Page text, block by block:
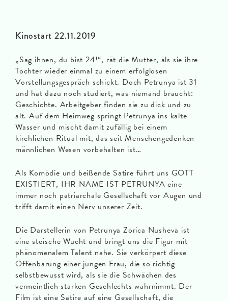
Kinostart 22.11.2019
„Sag ihnen, du bist 24!“, rät die Mutter, als sie ihre
Tochter wieder einmal zu einem erfolglosen
Vorstellungsgespräch schickt. Doch Petrunya ist 31
und hat dazu noch studiert, was niemand braucht:
Geschichte. Arbeitgeber finden sie zu dick und zu
alt. Auf dem Heimweg springt Petrunya ins kalte
Wasser und mischt damit zufällig bei einem
kirchlichen Ritual mit, das seit Menschengedenken
männlichen Wesen vorbehalten ist…
Als Komödie und beißende Satire führt uns GOTT
EXISTIERT, IHR NAME IST PETRUNYA eine
immer noch patriarchale Gesellschaft vor Augen und
trifft damit einen Nerv unserer Zeit.
Die Darstellerin von Petrunya Zorica Nusheva ist
eine stoische Wucht und bringt uns die Figur mit
phänomenalem Talent nahe. Sie verkörpert diese
Offenbarung einer jungen Frau, die so richtig
selbstbewusst wird, als sie die Schwächen des
vermeintlich starken Geschlechts wahrnimmt. Der
Film ist eine Satire auf eine Gesellschaft, die